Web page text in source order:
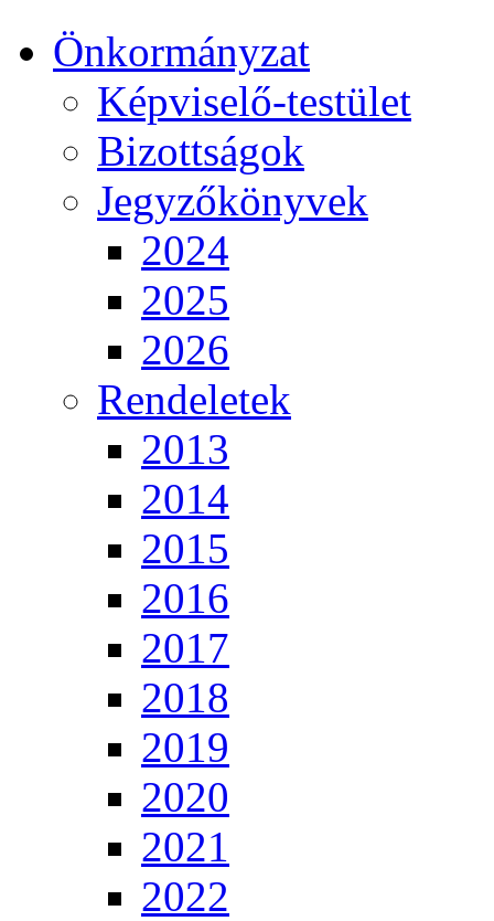
Önkormányzat
Képviselő-testület
Bizottságok
Jegyzőkönyvek
2024
2025
2026
Rendeletek
2013
2014
2015
2016
2017
2018
2019
2020
2021
2022